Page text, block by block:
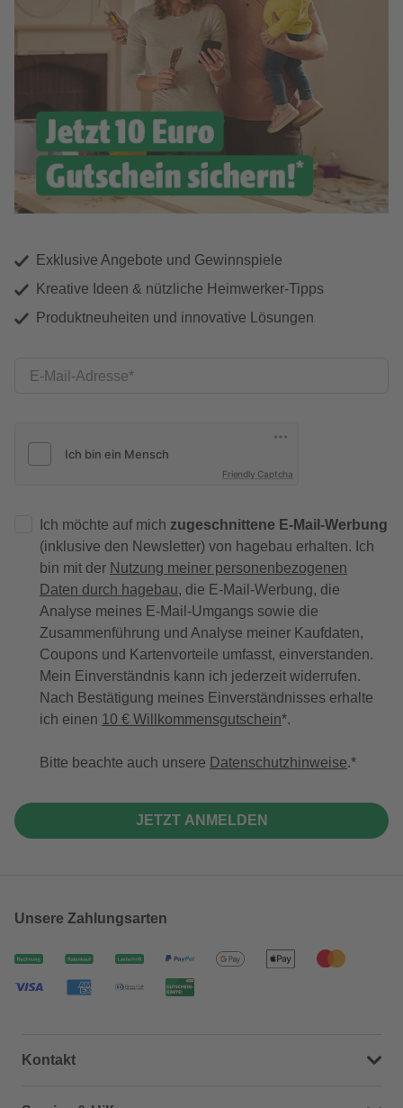
Exklusive Angebote und Gewinnspiele
Kreative Ideen & nützliche Heimwerker-Tipps
Produktneuheiten und innovative Lösungen
E-Mail-Adresse
Friendly Captcha
Ich möchte auf mich zugeschnittene E-Mail-Werbung
(inklusive den Newsletter) von hagebau erhalten. Ich
bin mit der Nutzung meiner personenbezogenen
Daten durch hagebau, die E-Mail-Werbung, die
Analyse meines E-Mail-Umgangs sowie die
Zusammenführung und Analyse meiner Kaufdaten,
Coupons und Kartenvorteile umfasst, einverstanden.
Mein Einverständnis kann ich jederzeit widerrufen.
Nach Bestätigung meines Einverständnisses erhalte
ich einen 10 € Willkommensgutschein*.
Bitte beachte auch unsere Datenschutzhinweise.
JETZT ANMELDEN
Unsere Zahlungsarten
Kontakt